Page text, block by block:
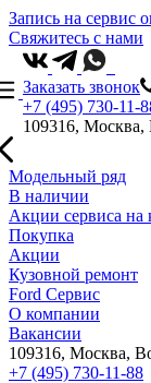
Запись на сервис
Свяжитесь с нами
Заказать звонок
+7 (495) 730-11-
109316, Москва,
Модельный ряд
В наличии
Акции сервиса на
Покупка
Акции
Кузовной ремонт
Ford Сервис
О компании
Вакансии
109316, Москва,
+7 (495) 730-11-88